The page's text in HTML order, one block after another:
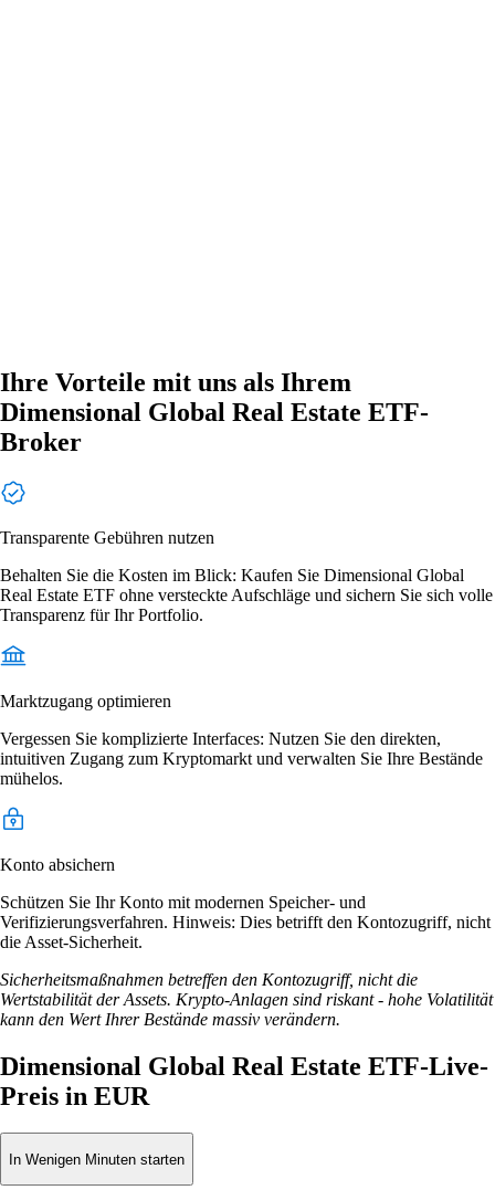
Ihre Vorteile mit uns als Ihrem
Dimensional Global Real Estate ETF-
Broker
Transparente Gebühren nutzen
Behalten Sie die Kosten im Blick: Kaufen Sie Dimensional Global
Real Estate ETF ohne versteckte Aufschläge und sichern Sie sich volle
Transparenz für Ihr Portfolio.
Marktzugang optimieren
Vergessen Sie komplizierte Interfaces: Nutzen Sie den direkten,
intuitiven Zugang zum Kryptomarkt und verwalten Sie Ihre Bestände
mühelos.
Konto absichern
Schützen Sie Ihr Konto mit modernen Speicher- und
Verifizierungsverfahren. Hinweis: Dies betrifft den Kontozugriff, nicht
die Asset-Sicherheit.
Sicherheitsmaßnahmen betreffen den Kontozugriff, nicht die
Wertstabilität der Assets. Krypto-Anlagen sind riskant - hohe Volatilität
kann den Wert Ihrer Bestände massiv verändern.
Dimensional Global Real Estate ETF-Live-
Preis in EUR
In Wenigen Minuten starten